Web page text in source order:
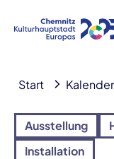
Start Kalender
Ausstellung
Installation